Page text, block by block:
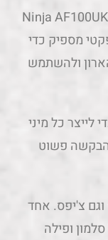
לייצר כל מיני
הבקשה פשוט
וגם צ'יפס. אחד
ופילה
להפוך את
את האוכל